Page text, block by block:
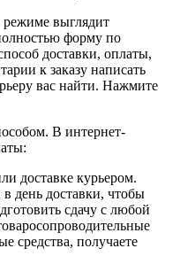
режиме выглядит
форму по
доставки, оплаты,
к заказу написать
вас найти. Нажмите
В интернет-
доставке курьером.
день доставки, чтобы
сдачу с любой
средства, получаете